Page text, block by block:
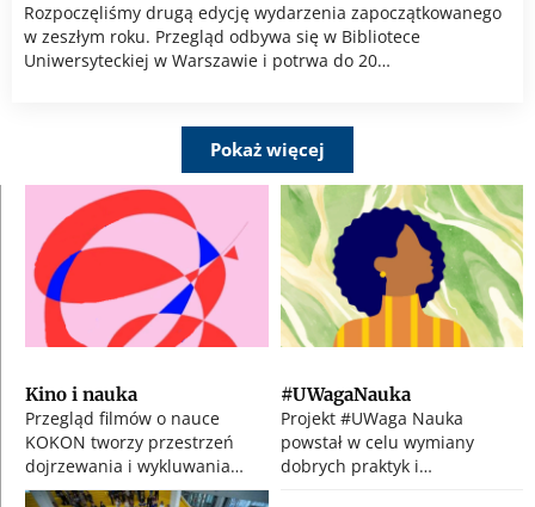
Rozpoczęliśmy drugą edycję wydarzenia zapoczątkowanego
w zeszłym roku. Przegląd odbywa się w Bibliotece
Uniwersyteckiej w Warszawie i potrwa do 20…
Pokaż więcej
Kino i nauka
Przegląd filmów o nauce
KOKON tworzy przestrzeń
dojrzewania i wykluwania…
#UWagaNauka
Projekt #UWaga Nauka
powstał w celu wymiany
dobrych praktyk i…